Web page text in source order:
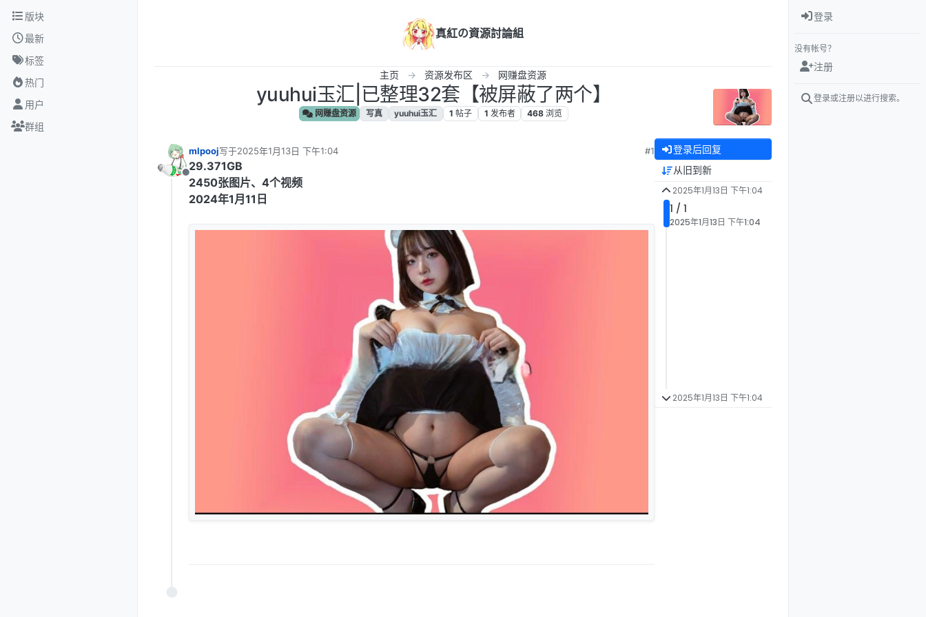
跳转至内容
版块
最新
标签
热门
用户
群组
真紅の資源討論組
主页 资源发布区 网赚盘资源
yuuhui玉汇|已整理32套【被屏蔽了两个】
网赚盘资源 写真 yuuhui玉汇 1 帖子 1 发布者 468 浏览
离线
mlpooj写于2025年1月13日 下午1:04
最后由 编辑
#1
29.371GB
2450张图片、4个视频
2024年1月11日
登录后回复
从旧到新
2025年1月13日 下午1:04
1 / 1
2025年1月13日 下午1:04
2025年1月13日 下午1:04
登录
没有帐号？
注册
登录或注册以进行搜索。